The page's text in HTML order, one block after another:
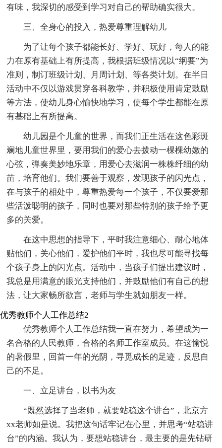
有味，我深切的感受到学习对自己的帮助确实很大。
三、全身心的投入，热爱尊重理解幼儿
为了让每个孩子都能长好、学好、玩好，每人的能
力在原有基础上有所提高，我根据班级情况以“纲要”为
准则，制订班级计划、月周计划、等各类计划。在半日
活动中不仅以游戏贯穿各科教学，并积极使用肯定鼓励
等方法，使幼儿身心愉快地学习，使每个学生都能在原
有基础上有所提高。
幼儿园是个儿童的世界，而我们正生活在这色彩斑
斓地儿童世界里，要用我们的爱心去拨动一棵棵幼嫩的
心弦，弹奏美妙地乐章，用爱心去滋润一株株纤细的幼
苗，培育他们。我们要善于观察，发现孩子的闪光点，
在与孩子的相处中，尊重热爱每一个孩子，不仅要爱那
些活泼聪明的孩子，同时也要对那些特别的孩子给予更
多的关爱。
在这中思想的指导下，平时我注意细心、耐心地体
贴他们，关心他们，爱护他们平时，我也尽可能寻找每
个孩子身上的闪光点。活动中，当孩子们提出建议时，
我总是用满意的眼光支持他们，并鼓励他们有自己的想
法，让大家畅所欲言，老师与学生就如朋友一样。
优秀教师个人工作总结2
优秀教师个人工作总结我一直在努力，希望成为一
名合格的人民教师，合格的名师工作室成员。在这愉悦
的暑假里，回首一年的光阴，寻觅成长的足迹，反思自
己的不足。
一、立足讲台，以书为友
“既然选择了当老师，就要站稳这个讲台”，北京方
xx老师如是说。我把这句话牢记在心里，并思考“站稳讲
台”的内涵。我认为，要想站稳讲台，最主要的是先钻研